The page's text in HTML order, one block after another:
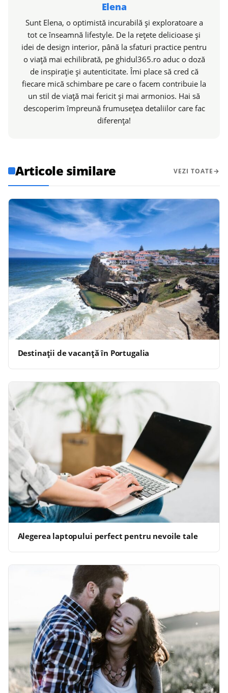
Elena
Sunt Elena, o optimistă incurabilă și exploratoare a
tot ce înseamnă lifestyle. De la rețete delicioase și
idei de design interior, până la sfaturi practice pentru
o viață mai echilibrată, pe ghidul365.ro aduc o doză
de inspirație și autenticitate. Îmi place să cred că
fiecare mică schimbare pe care o facem contribuie la
un stil de viață mai fericit și mai armonios. Hai să
descoperim împreună frumusețea detaliilor care fac
diferența!
Articole similare VEZI TOATE
Destinații de vacanță în Portugalia
Alegerea laptopului perfect pentru nevoile tale